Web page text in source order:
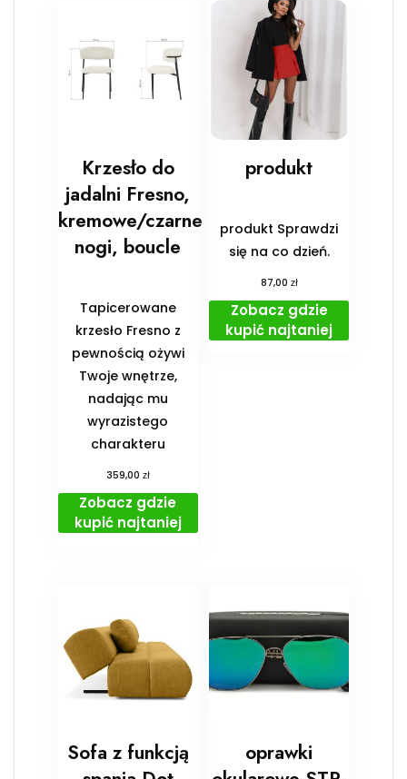
Krzesło do
jadalni Fresno,
kremowe/czarne
nogi, boucle
Tapicerowane
krzesło Fresno z
pewnością ożywi
Twoje wnętrze,
nadając mu
wyrazistego
charakteru
359,00 zł
Zobacz gdzie
kupić najtaniej
produkt
produkt Sprawdzi
się na co dzień.
87,00 zł
Zobacz gdzie
kupić najtaniej
Sofa z funkcją
oprawki